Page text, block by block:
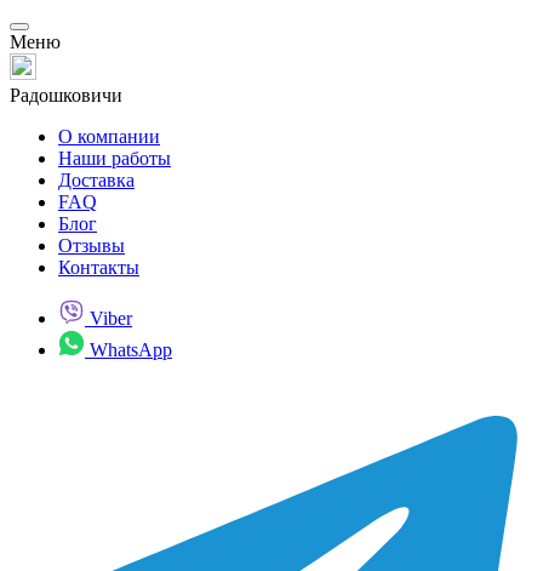
Меню
Радошковичи
О компании
Наши работы
Доставка
FAQ
Блог
Отзывы
Контакты
Viber
WhatsApp